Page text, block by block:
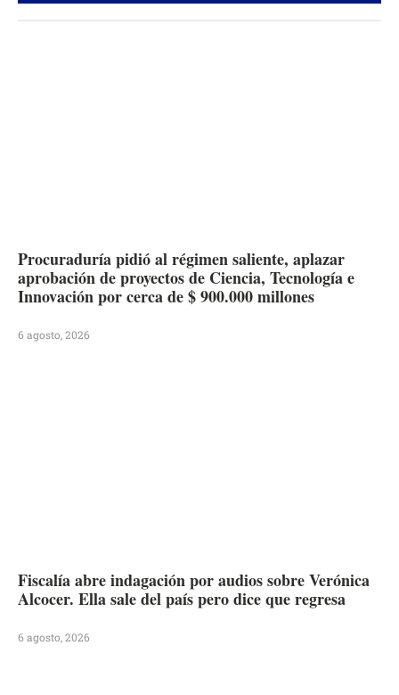
Procuraduría pidió al régimen saliente, aplazar
aprobación de proyectos de Ciencia, Tecnología e
Innovación por cerca de $ 900.000 millones
6 agosto, 2026
Fiscalía abre indagación por audios sobre Verónica
Alcocer. Ella sale del país pero dice que regresa
6 agosto, 2026